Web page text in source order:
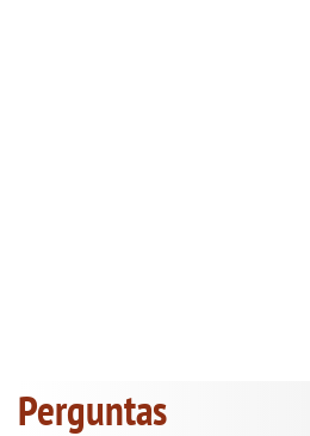
Perguntas